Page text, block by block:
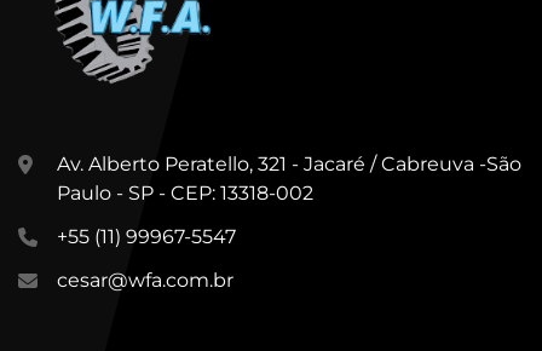
Av. Alberto Peratello, 321 - Jacaré / Cabreuva -São
Paulo - SP - CEP: 13318-002
+55 (11) 99967-5547
cesar@wfa.com.br